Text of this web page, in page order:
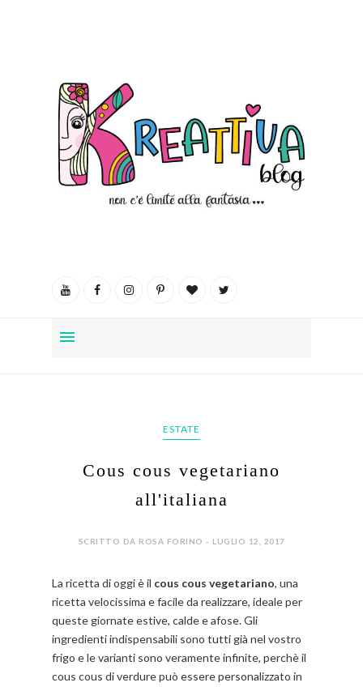
ESTATE
Cous cous vegetariano
all'italiana
SCRITTO DA ROSA FORINO - LUGLIO 12, 2017
La ricetta di oggi è il cous cous vegetariano, una
ricetta velocissima e facile da realizzare, ideale per
queste giornate estive, calde e afose. Gli
ingredienti indispensabili sono tutti già nel vostro
frigo e le varianti sono veramente infinite, perchè il
cous cous di verdure può essere personalizzato in